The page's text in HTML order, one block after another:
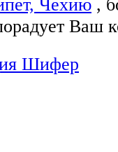
Ваш
Шифер